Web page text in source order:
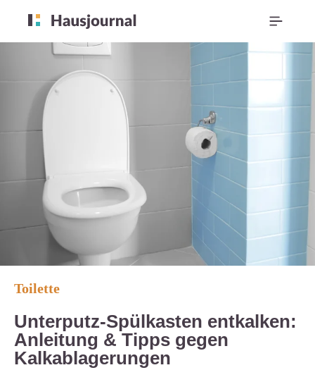
Toilette
Unterputz-Spülkasten entkalken:
Anleitung & Tipps gegen
Kalkablagerungen